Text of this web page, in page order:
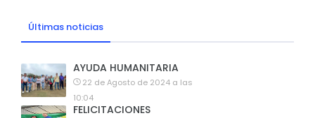
Últimas noticias
AYUDA HUMANITARIA
22 de Agosto de 2024 a las
10:04
FELICITACIONES